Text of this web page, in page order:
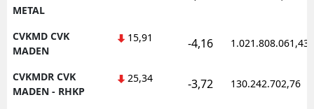
METAL
CVKMD CVK
MADEN
15,91 -4,16 1.021.808.061,43
CVKMDR CVK
MADEN - RHKP
25,34 -3,72 130.242.702,76